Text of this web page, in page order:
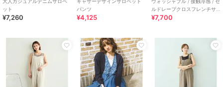
ット
¥7,260
パンツ
¥4,125
ルドレープクロスフレンチサ
ロペット
¥7,700